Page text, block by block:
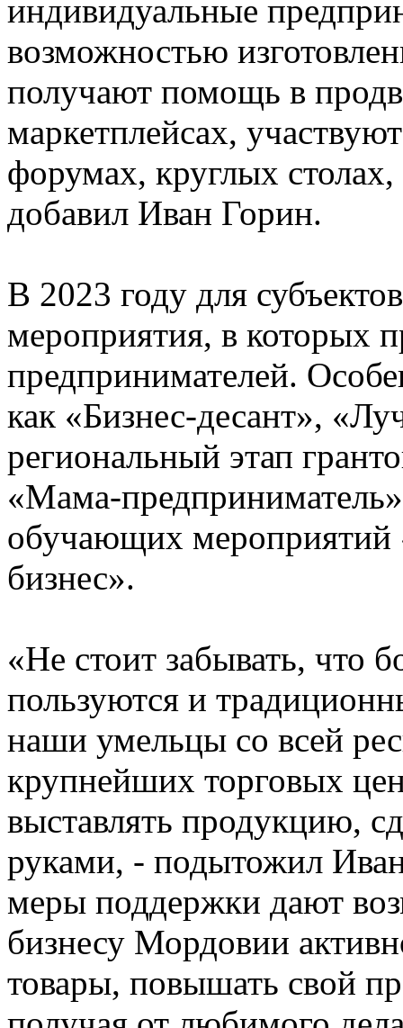
индивидуальные
возможностью
получают помощь в
маркетплейсах,
форумах, круглых
добавил Иван Горин.
В 2023 году для
мероприятия, в которых
предпринимателей.
как «Бизнес-десант»,
региональный этап
«Мама-
обучающих
бизнес».
«Не стоит забывать, что
пользуются и
наши умельцы со всей
крупнейших торговых
выставлять продукцию,
руками, - подытожил
меры поддержки дают
бизнесу Мордовии
товары, повышать свой